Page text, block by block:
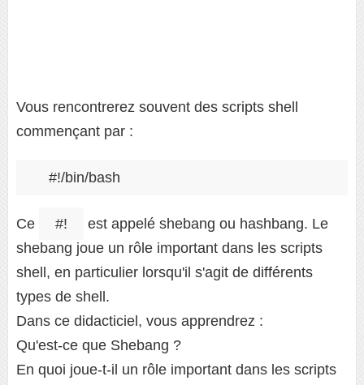
Vous rencontrerez souvent des scripts shell
commençant par :
#!/bin/bash
Ce #!
est appelé shebang ou hashbang. Le
shebang joue un rôle important dans les scripts
shell, en particulier lorsqu'il s'agit de différents
types de shell.
Dans ce didacticiel, vous apprendrez :
Qu'est-ce que Shebang ?
En quoi joue-t-il un rôle important dans les scripts